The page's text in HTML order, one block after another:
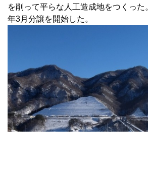
を削って平らな人工造成地をつくった
年3月分譲を開始した。